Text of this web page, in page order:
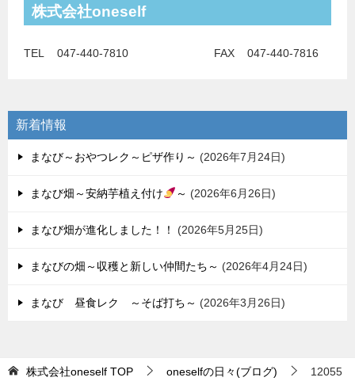
ョ
ン
株式会社oneself
TEL 047-440-7810 FAX 047-440-7816
新着情報
まなび～おやつレク～ピザ作り～ 2026年7月24日
まなび畑～安納芋植え付け ～ 2026年6月26日
まなび畑が進化しました！！ 2026年5月25日
まなびの畑～収穫と新しい仲間たち～ 2026年4月24日
まなび 昼食レク ～そば打ち～ 2026年3月26日
株式会社oneself TOP oneselfの日々(ブログ) 12055